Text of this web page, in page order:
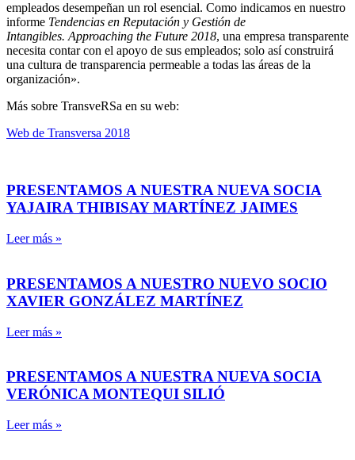
empleados desempeñan un rol esencial. Como indicamos en nuestro
informe Tendencias en Reputación y Gestión de
Intangibles. Approaching the Future 2018, una empresa transparente
necesita contar con el apoyo de sus empleados; solo así construirá
una cultura de transparencia permeable a todas las áreas de la
organización».
Más sobre TransveRSa en su web:
Web de Transversa 2018
PRESENTAMOS A NUESTRA NUEVA SOCIA
YAJAIRA THIBISAY MARTÍNEZ JAIMES
Leer más »
PRESENTAMOS A NUESTRO NUEVO SOCIO
XAVIER GONZÁLEZ MARTÍNEZ
Leer más »
PRESENTAMOS A NUESTRA NUEVA SOCIA
VERÓNICA MONTEQUI SILIÓ
Leer más »